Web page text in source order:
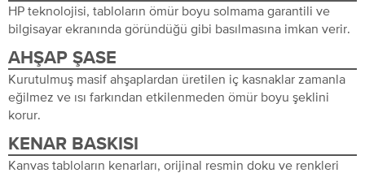
HP teknolojisi, tabloların ömür boyu solmama garantili ve
bilgisayar ekranında göründüğü gibi basılmasına imkan verir.
AHŞAP ŞASE
Kurutulmuş masif ahşaplardan üretilen iç kasnaklar zamanla
eğilmez ve ısı farkından etkilenmeden ömür boyu şeklini
korur.
KENAR BASKISI
Kanvas tabloların kenarları, orijinal resmin doku ve renkleri